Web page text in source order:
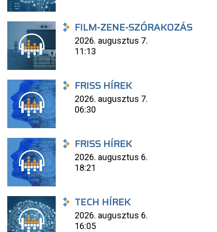
FILM-ZENE-SZÓRAKOZÁS
2026. augusztus 7.
11:13
FRISS HÍREK
2026. augusztus 7.
06:30
FRISS HÍREK
2026. augusztus 6.
18:21
TECH HÍREK
2026. augusztus 6.
16:05